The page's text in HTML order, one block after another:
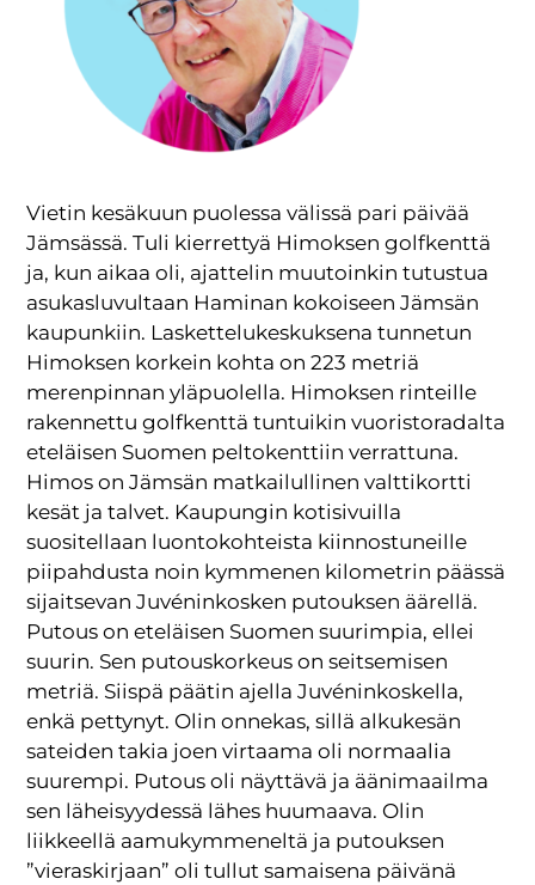
Vietin kesäkuun puolessa välissä pari päivää
Jämsässä. Tuli kierrettyä Himoksen golfkenttä
ja, kun aikaa oli, ajattelin muutoinkin tutustua
asukasluvultaan Haminan kokoiseen Jämsän
kaupunkiin. Laskettelukeskuksena tunnetun
Himoksen korkein kohta on 223 metriä
merenpinnan yläpuolella. Himoksen rinteille
rakennettu golfkenttä tuntuikin vuoristoradalta
eteläisen Suomen peltokenttiin verrattuna.
Himos on Jämsän matkailullinen valttikortti
kesät ja talvet. Kaupungin kotisivuilla
suositellaan luontokohteista kiinnostuneille
piipahdusta noin kymmenen kilometrin päässä
sijaitsevan Juvéninkosken putouksen äärellä.
Putous on eteläisen Suomen suurimpia, ellei
suurin. Sen putouskorkeus on seitsemisen
metriä. Siispä päätin ajella Juvéninkoskella,
enkä pettynyt. Olin onnekas, sillä alkukesän
sateiden takia joen virtaama oli normaalia
suurempi. Putous oli näyttävä ja äänimaailma
sen läheisyydessä lähes huumaava. Olin
liikkeellä aamukymmeneltä ja putouksen
”vieraskirjaan” oli tullut samaisena päivänä